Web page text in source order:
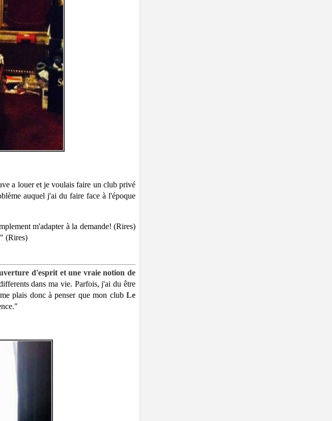
a louer et je voulais faire un club privé
auquel j'ai du faire face à l'époque
m'adapter à la demande! (Rires)
(Rires)
d'esprit et une vraie notion de
dans ma vie. Parfois, j'ai du être
plais donc à penser que mon club Le